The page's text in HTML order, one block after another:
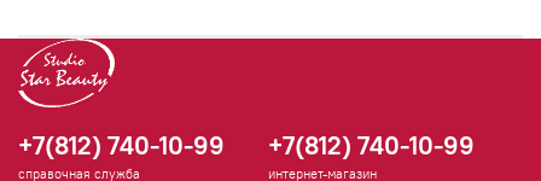
+7(812) 740-10-99
справочная служба
+7(812) 740-10-99
интернет-магазин